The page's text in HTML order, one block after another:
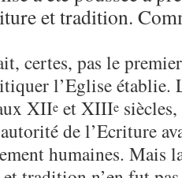
et tradition.
certes, pas le
l’Eglise établie.
XIIe et XIIIe
de l’Ecriture
humaines. Mais